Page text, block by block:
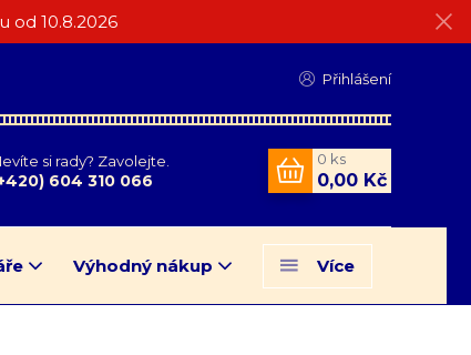
od 10.8.2026
Přihlášení
si rady? Zavolejte.
604 310 066
0 ks
0,00 Kč
Výhodný nákup Více